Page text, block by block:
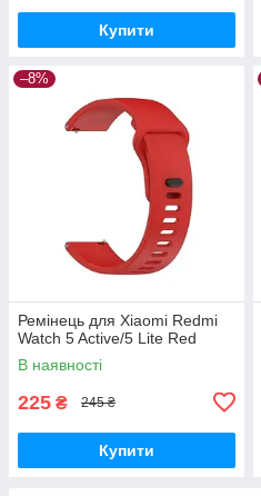
Купити
–8%
Ремінець для Xiaomi Redmi
Watch 5 Active/5 Lite Red
В наявності
225 ₴ 245 ₴
Купити